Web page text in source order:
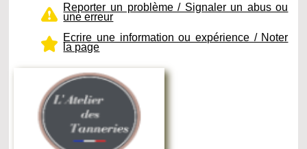
Reporter un problème / Signaler un abus ou
une erreur
Ecrire une information ou expérience / Noter
la page